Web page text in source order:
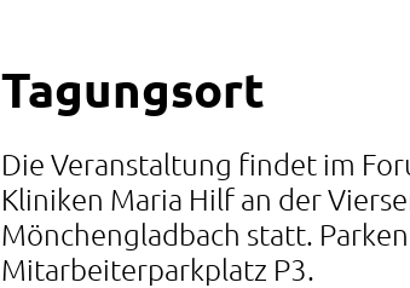
Tagungsort
Die Veranstaltung findet im
Kliniken Maria Hilf an der
Mönchengladbach statt.
Mitarbeiterparkplatz P3.